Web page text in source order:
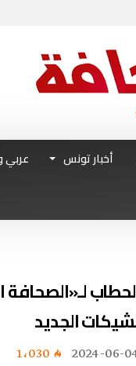
أخبار تونس عربي
الجديد
2024-06- 1٬030